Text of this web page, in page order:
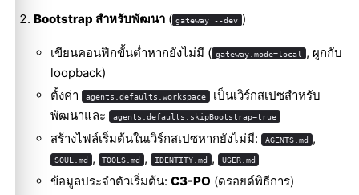
Bootstrap สำหรับพัฒนา( gateway --dev )
เขียนคอนฟิกขั้นต่ำหากยังไม่มี ( gateway.mode=local , ผูกกับ
loopback)
ตั้งค่า agents.defaults.workspace เป็นเวิร์กสเปซสำหรับ
พัฒนาและ agents.defaults.skipBootstrap=true
สร้างไฟล์เริ่มต้นในเวิร์กสเปซหากยังไม่มี: AGENTS.md ,
SOUL.md , TOOLS.md , IDENTITY.md , USER.md
ข้อมูลประจำตัวเริ่มต้น:C3-PO (ดรอยด์พิธีการ)